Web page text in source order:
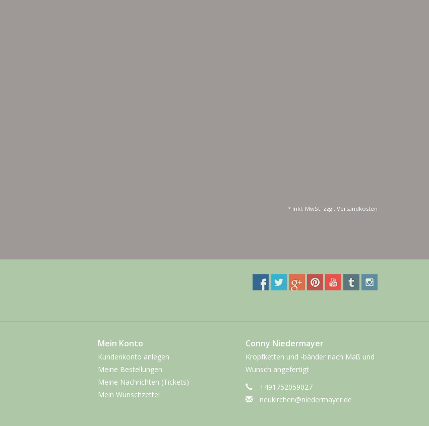
* Inkl. MwSt. zzgl. Versandkosten
Mein Konto
Kundenkonto anlegen
Meine Bestellungen
Meine Nachrichten (Tickets)
Mein Wunschzettel
Conny Niedermayer
Kropfketten und -bänder nach Maß und
Wunsch angefertigt
+491752059027
neukirchen@niedermayer.de